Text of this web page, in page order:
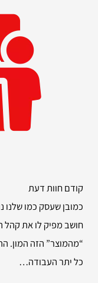
קודם חוות דעת
כמובן שעסק כמו שלנו
חושב מפיק לו את קהל
“מהמוצר” הזה המון.
כל יתר העבודה…